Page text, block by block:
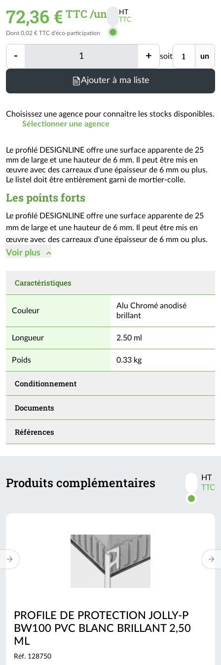
72,36 € TTC /un
Activer
les
prix
HT
TTC
Dont 0,02 € TTC d'éco-participation
- Quantité + soit Unité un
Ajouter à ma liste
Minimum
=
(voir
conditionnement)
Choisissez une agence pour connaitre les stocks disponibles.
Sélectionner une agence
Le profilé DESIGNLINE offre une surface apparente de 25
mm de large et une hauteur de 6 mm. Il peut être mis en
œuvre avec des carreaux d'une épaisseur de 6 mm ou plus.
Le listel doit être entièrement garni de mortier-colle.
Les points forts
Le profilé DESIGNLINE offre une surface apparente de 25
mm de large et une hauteur de 6 mm. Il peut être mis en
œuvre avec des carreaux d'une épaisseur de 6 mm ou plus.
Le listel doit être entièrement garni de mortier-colle.
Voir plus
Caractéristiques
Couleur
Alu Chromé anodisé
brillant
Longueur 2.50 ml
Poids 0.33 kg
Conditionnement
Documents
Références
Produits complémentaires
Activer
les
HT
TTC
PROFILE DE PROTECTION JOLLY-P
BW100 PVC BLANC BRILLANT 2,50
ML
Réf. 128750